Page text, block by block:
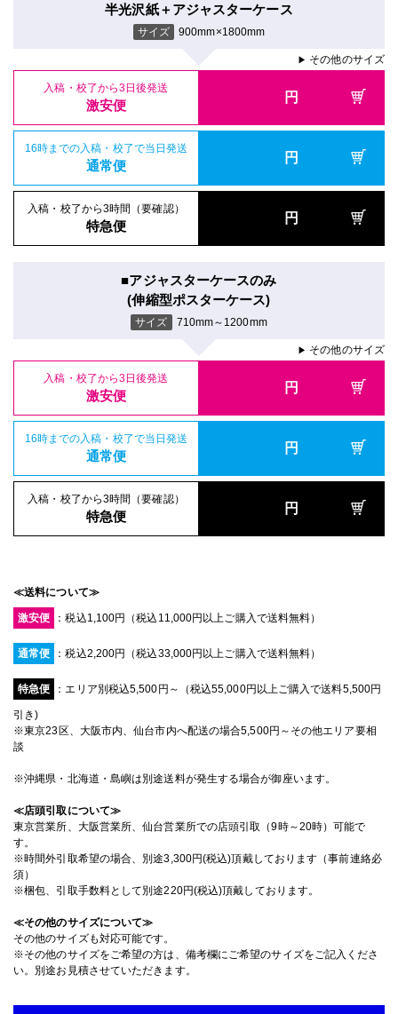
半光沢紙＋アジャスターケース
サイズ 900mm×1800mm
▶ その他のサイズ
入稿・校了から3日後発送
激安便 円
16時までの入稿・校了で当日発送
通常便 円
入稿・校了から3時間（要確認）
特急便 円
■アジャスターケースのみ
(伸縮型ポスターケース)
サイズ 710mm～1200mm
▶ その他のサイズ
入稿・校了から3日後発送
激安便 円
16時までの入稿・校了で当日発送
通常便 円
入稿・校了から3時間（要確認）
特急便 円
≪送料について≫
激安便 ：税込1,100円（税込11,000円以上ご購入で送料無料）
通常便 ：税込2,200円（税込33,000円以上ご購入で送料無料）
特急便 ：エリア別税込5,500円～（税込55,000円以上ご購入で送料5,500円
引き)
※東京23区、大阪市内、仙台市内へ配送の場合5,500円～その他エリア要相
談
※沖縄県・北海道・島嶼は別途送料が発生する場合が御座います。
≪店頭引取について≫
東京営業所、大阪営業所、仙台営業所での店頭引取（9時～20時）可能で
す。
※時間外引取希望の場合、別途3,300円(税込)頂戴しております（事前連絡必
須）
※梱包、引取手数料として別途220円(税込)頂戴しております。
≪その他のサイズについて≫
その他のサイズも対応可能です。
※その他のサイズをご希望の方は、備考欄にご希望のサイズをご記入くださ
い。別途お見積させていただきます。